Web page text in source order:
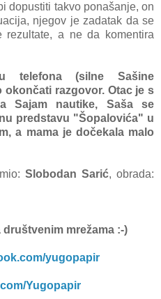
dopustiti takvo ponašanje, on
njegov je zadatak da se
rezultate, a ne da komentira
telefona (silne Sašine
okončati razgovor. Otac je s
Sajam nautike, Saša se
predstavu "Šopalovića" u
a mama je dočekala malo
Slobodan Sarić, obrada:
mrežama :-)
yugopapir
Yugopapir